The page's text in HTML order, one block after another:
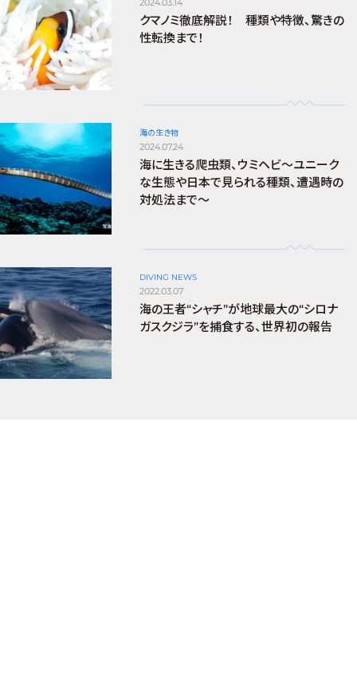
2024.03.14
クマノミ徹底解説！ 種類や特徴、驚きの
性転換まで！
海の生き物
2024.07.24
海に生きる爬虫類、ウミヘビ～ユニーク
な生態や日本で見られる種類、遭遇時の
対処法まで～
DIVING NEWS
2022.03.07
海の王者“シャチ”が地球最大の“シロナ
ガスクジラ”を捕食する、世界初の報告